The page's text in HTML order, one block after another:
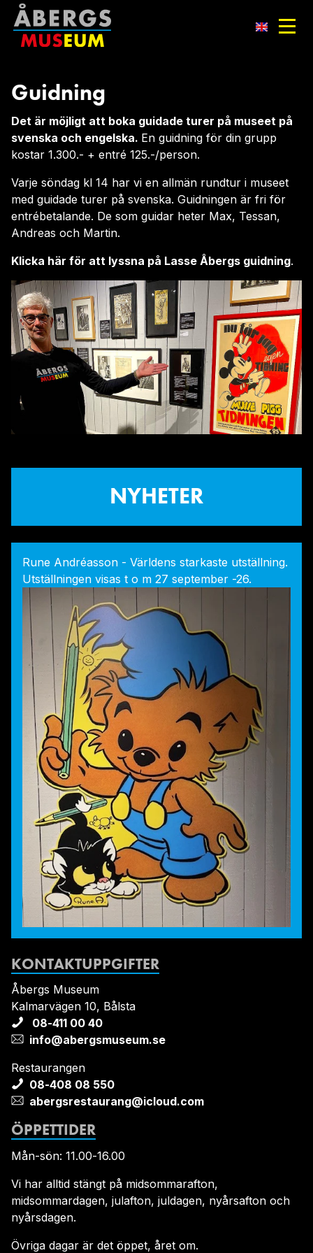
Guidning
Det är möjligt att boka guidade turer på museet på
svenska och engelska. En guidning för din grupp
kostar 1.300.- + entré 125.-/person.
Varje söndag kl 14 har vi en allmän rundtur i museet
med guidade turer på svenska. Guidningen är fri för
entrébetalande. De som guidar heter Max, Tessan,
Andreas och Martin.
Klicka här för att lyssna på Lasse Åbergs guidning.
NYHETER
Rune Andréasson - Världens starkaste utställning.
Utställningen visas t o m 27 september -26.
KONTAKTUPPGIFTER
Åbergs Museum
Kalmarvägen 10, Bålsta
08-411 00 40
info@abergsmuseum.se
Restaurangen
08-408 08 550
abergsrestaurang@icloud.com
ÖPPETTIDER
Mån-sön: 11.00-16.00
Vi har alltid stängt på midsommarafton,
midsommardagen, julafton, juldagen, nyårsafton och
nyårsdagen.
Övriga dagar är det öppet, året om.